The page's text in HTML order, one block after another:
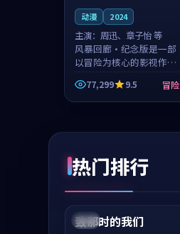
动漫 2024
主演： 周迅、章子怡 等
风暴回廊·纪念版是一部
以冒险为核心的影视作
品，围绕危机、反转与人
物成长展开，整体节奏紧
凑，值得推荐观看。
77,299 9.5 冒险
热门排行
中国 4K
99:22
致那时的我们